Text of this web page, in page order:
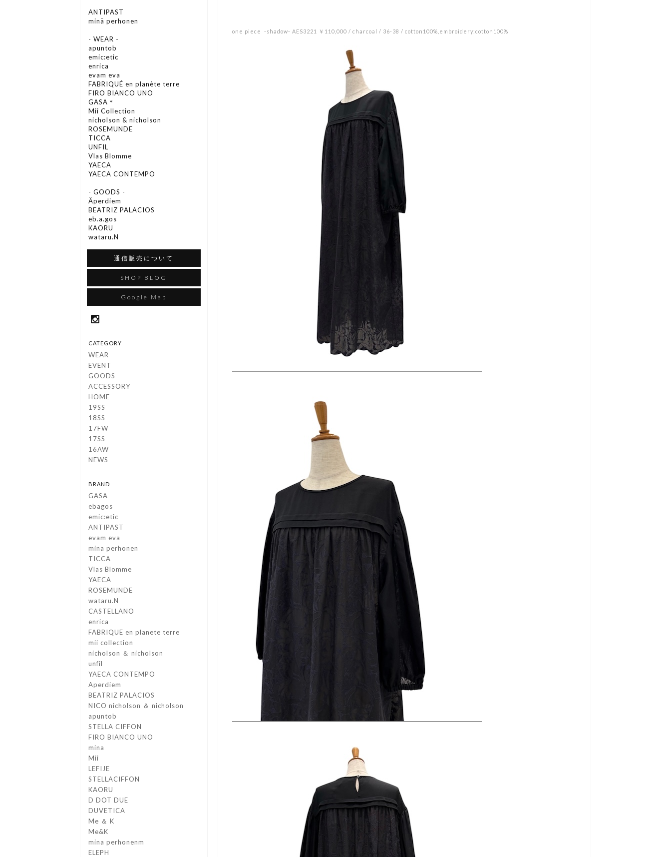
one piece -shadow- AES3221 ￥110,000 / charcoal / 36-38 / cotton100%,embroidery:cotton100%
ANTIPAST
minä perhonen
- WEAR -
apuntob
emic:etic
enrica
evam eva
FABRIQUÉ en planète terre
FIRO BIANCO UNO
GASA＊
Mii Collection
nicholson & nicholson
ROSEMUNDE
TICCA
UNFIL
Vlas Blomme
YAECA
YAECA CONTEMPO
- GOODS -
Äperdiem
BEATRIZ PALACIOS
eb.a.gos
KAORU
wataru.N
通信販売について
SHOP BLOG
Google Map
CATEGORY
WEAR
EVENT
GOODS
ACCESSORY
HOME
19SS
18SS
17FW
17SS
16AW
NEWS
BRAND
GASA
ebagos
emic:etic
ANTIPAST
evam eva
mina perhonen
TICCA
Vlas Blomme
YAECA
ROSEMUNDE
wataru.N
CASTELLANO
enrica
FABRIQUE en planete terre
mii collection
nicholson ＆ nicholson
unfil
YAECA CONTEMPO
Aperdiem
BEATRIZ PALACIOS
NICO nicholson ＆ nicholson
apuntob
STELLA CIFFON
FIRO BIANCO UNO
mina
Mii
LEFIJE
STELLACIFFON
KAORU
D DOT DUE
DUVETICA
Me ＆ K
Me&K
mina perhonenm
ELEPH